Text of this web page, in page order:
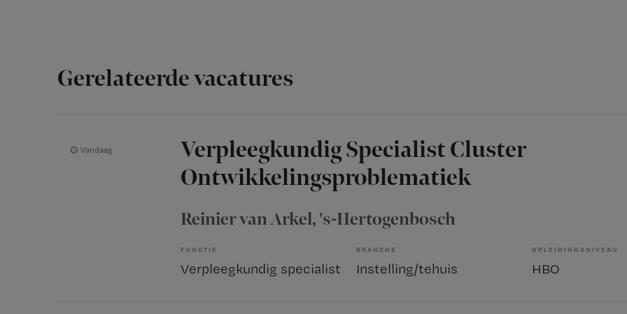
Gerelateerde vacatures
Vandaag
Verpleegkundig Specialist Cluster
Ontwikkelingsproblematiek
Reinier van Arkel, 's-Hertogenbosch
FUNCTIE
Verpleegkundig specialist
BRANCHE
Instelling/tehuis
OPLEIDINGSNIVEAU
HBO